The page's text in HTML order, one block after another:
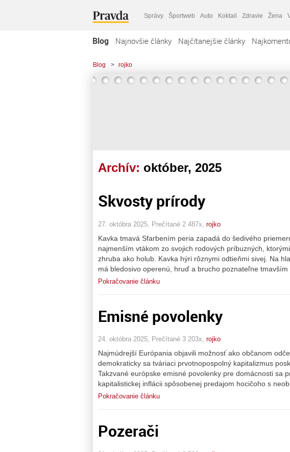
Správy Športweb Auto Koktail Zdravie Žena
Blog Najnovšie články Najčítanejšie články
Blog > rojko
Archív: október, 2025
Skvosty prírody
27. októbra 2025, Prečítané 2 487x, rojko
Kavka tmavá Sfarbením peria zapadá do šedivého
najmenším vtákom zo svojich rodových príbuzných,
zhruba ako holub. Kavka hýri rôznymi odtieňmi sivej. Na
má bledosivo operenú, hruď a brucho poznateľne
Pokračovanie článku
Emisné povolenky
24. októbra 2025, Prečítané 3 203x, rojko
Najmúdrejší Európania objavili možnosť ako občanom
demokraticky sa tváriaci prvotnopospolný kapitalizmus
Takzvané európske emisné povolenky pre domácnosti sa
kapitalistickej inflácii spôsobenej predajom hocičoho s
Pokračovanie článku
Pozerači